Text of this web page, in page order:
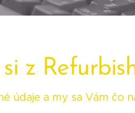
z
údaje a my sa Vám čo